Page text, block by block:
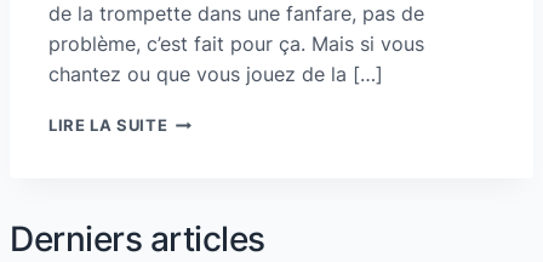
de la trompette dans une fanfare, pas de
problème, c’est fait pour ça. Mais si vous
chantez ou que vous jouez de la […]
LIRE LA SUITEMEILLEUR
LA
Derniers articles